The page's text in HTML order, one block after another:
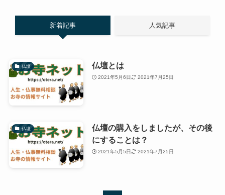
新着記事 人気記事
仏壇 仏壇とは
2021年5月6日 2021年7月25日
仏壇
仏壇の購入をしましたが、その後
にすることは？
2021年5月5日 2021年7月25日